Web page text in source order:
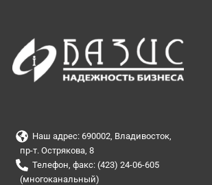
Наш адрес: 690002, Владивосток,
пр-т. Острякова, 8
Телефон, факс: (423) 24-06-605
(многоканальный)